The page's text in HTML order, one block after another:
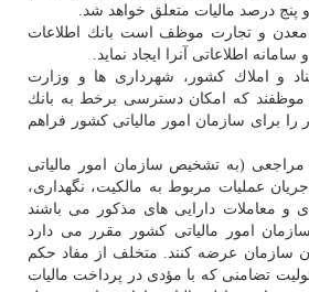
پنج درصد مالیات متعلق خواهد شد.
و تجارت موظف است بانك اطلاعات
اطلاعاتی آنرا ایجاد نماید.
و املاك كشور، شهرداری ها و وزارت
كه امكان دسترسی برخط به بانك
را برای سازمان امور مالیاتی كشور فراهم
(به تشخیص سازمان امور مالیاتی
عملیات مربوط به مالكیت، نگهداری،
و معاملات دارایی های مذكور می باشند
امور مالیاتی كشور مقرر می دارد
سازمان عرضه كنند. متخلف از مفاد حكم
تضامنی كه با مؤدی در پرداخت مالیات